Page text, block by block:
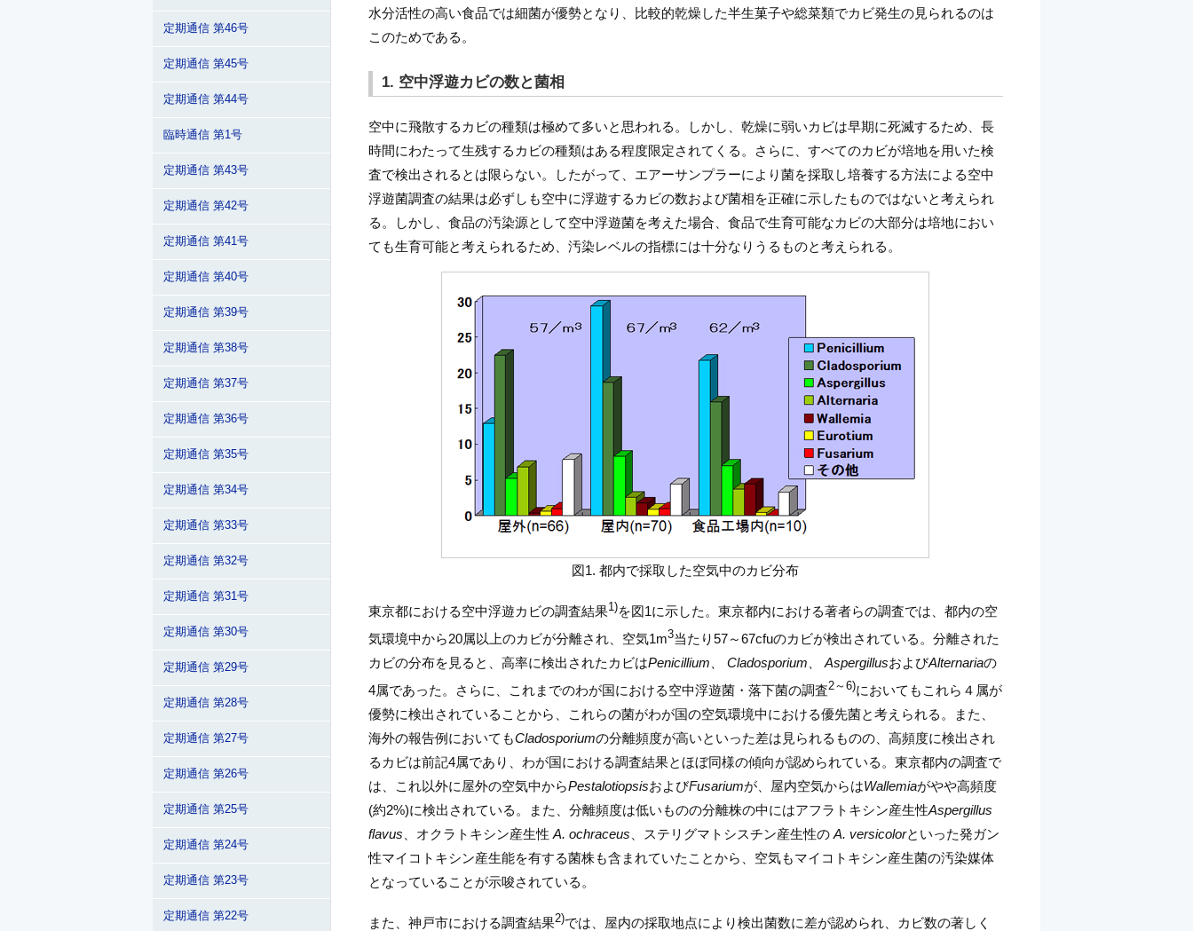
水分活性の高い食品では細菌が優勢となり、比較的乾燥した半生菓子や総菜類でカビ発生の見られるのは
このためである。
1. 空中浮遊カビの数と菌相
空中に飛散するカビの種類は極めて多いと思われる。しかし、乾燥に弱いカビは早期に死滅するため、長
時間にわたって生残するカビの種類はある程度限定されてくる。さらに、すべてのカビが培地を用いた検
査で検出されるとは限らない。したがって、エアーサンプラーにより菌を採取し培養する方法による空中
浮遊菌調査の結果は必ずしも空中に浮遊するカビの数および菌相を正確に示したものではないと考えられ
る。しかし、食品の汚染源として空中浮遊菌を考えた場合、食品で生育可能なカビの大部分は培地におい
ても生育可能と考えられるため、汚染レベルの指標には十分なりうるものと考えられる。
図1. 都内で採取した空気中のカビ分布
東京都における空中浮遊カビの調査結果1)を図1に示した。東京都内における著者らの調査では、都内の空
気環境中から20属以上のカビが分離され、空気1m3当たり57～67cfuのカビが検出されている。分離された
カビの分布を見ると、高率に検出されたカビはPenicillium、 Cladosporium、 AspergillusおよびAlternariaの
4属であった。さらに、これまでのわが国における空中浮遊菌・落下菌の調査2～6)においてもこれら４属が
優勢に検出されていることから、これらの菌がわが国の空気環境中における優先菌と考えられる。また、
海外の報告例においてもCladosporiumの分離頻度が高いといった差は見られるものの、高頻度に検出され
るカビは前記4属であり、わが国における調査結果とほぼ同様の傾向が認められている。東京都内の調査で
は、これ以外に屋外の空気中からPestalotiopsisおよびFusariumが、屋内空気からはWallemiaがやや高頻度
(約2%)に検出されている。また、分離頻度は低いものの分離株の中にはアフラトキシン産生性Aspergillus
flavus 、オクラトキシン産生性 A. ochraceus 、ステリグマトシスチン産生性の A. versicolorといった発ガン
性マイコトキシン産生能を有する菌株も含まれていたことから、空気もマイコトキシン産生菌の汚染媒体
となっていることが示唆されている。
また、神戸市における調査結果2)では、屋内の採取地点により検出菌数に差が認められ、カビ数の著しく
定期通信 第46号
定期通信 第45号
定期通信 第44号
臨時通信 第1号
定期通信 第43号
定期通信 第42号
定期通信 第41号
定期通信 第40号
定期通信 第39号
定期通信 第38号
定期通信 第37号
定期通信 第36号
定期通信 第35号
定期通信 第34号
定期通信 第33号
定期通信 第32号
定期通信 第31号
定期通信 第30号
定期通信 第29号
定期通信 第28号
定期通信 第27号
定期通信 第26号
定期通信 第25号
定期通信 第24号
定期通信 第23号
定期通信 第22号